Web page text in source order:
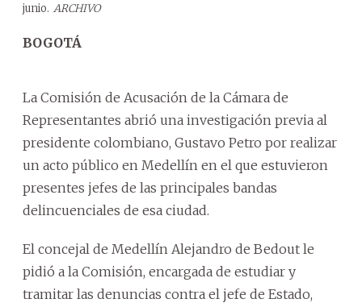
junio. ARCHIVO
BOGOTÁ
La Comisión de Acusación de la Cámara de
Representantes abrió una investigación previa al
presidente colombiano, Gustavo Petro por realizar
un acto público en Medellín en el que estuvieron
presentes jefes de las principales bandas
delincuenciales de esa ciudad.
El concejal de Medellín Alejandro de Bedout le
pidió a la Comisión, encargada de estudiar y
tramitar las denuncias contra el jefe de Estado,